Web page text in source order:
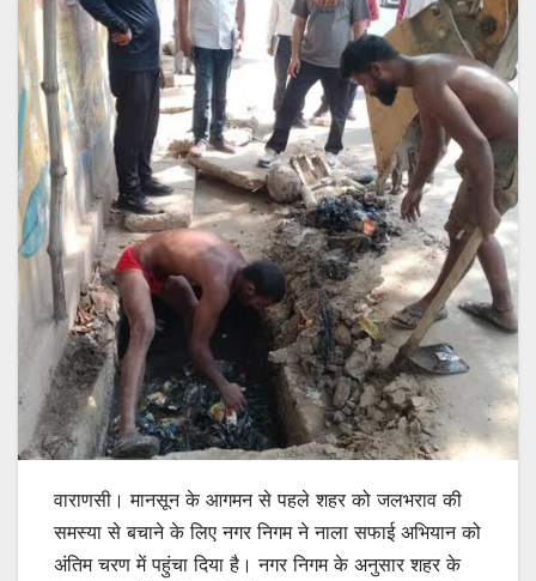
वाराणसी। मानसून के आगमन से पहले शहर को जलभराव की
समस्या से बचाने के लिए नगर निगम ने नाला सफाई अभियान को
अंतिम चरण में पहुंचा दिया है। नगर निगम के अनुसार शहर के